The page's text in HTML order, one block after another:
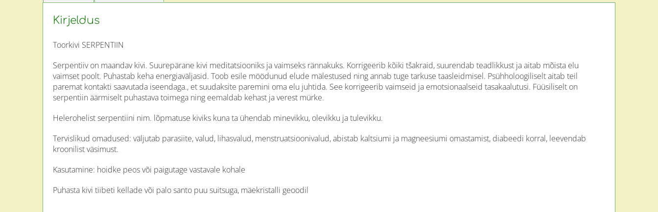
Kirjeldus
Toorkivi SERPENTIIN
Serpentiiv on maandav kivi. Suurepärane kivi meditatsiooniks ja vaimseks rännakuks. Korrigeerib kõiki tšakraid, suurendab teadlikkust ja aitab mõista elu
vaimset poolt. Puhastab keha energiaväljasid. Toob esile möödunud elude mälestused ning annab tuge tarkuse taasleidmisel. Psühholoogiliselt aitab teil
paremat kontakti saavutada iseendaga., et suudaksite paremini oma elu juhtida. See korrigeerib vaimseid ja emotsionaalseid tasakaalutusi. Füüsiliselt on
serpentiin äärmiselt puhastava toimega ning eemaldab kehast ja verest mürke.
Helerohelist serpentiini nim. lõpmatuse kiviks kuna ta ühendab minevikku, olevikku ja tulevikku.
Tervislikud omadused: väljutab parasiite, valud, lihasvalud, menstruatsioonivalud, abistab kaltsiumi ja magneesiumi omastamist, diabeedi korral, leevendab
kroonilist väsimust.
Kasutamine: hoidke peos või paigutage vastavale kohale
Puhasta kivi tiibeti kellade või palo santo puu suitsuga, mäekristalli geoodil